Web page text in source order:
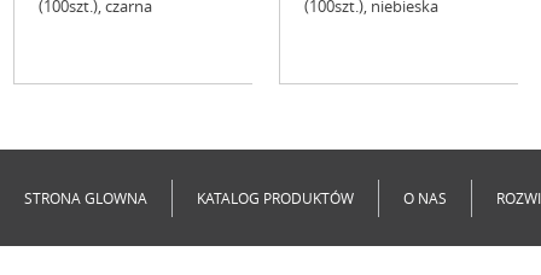
(100szt.), czarna
(100szt.), niebieska
STRONA GLOWNA KATALOG PRODUKTÓW O NAS